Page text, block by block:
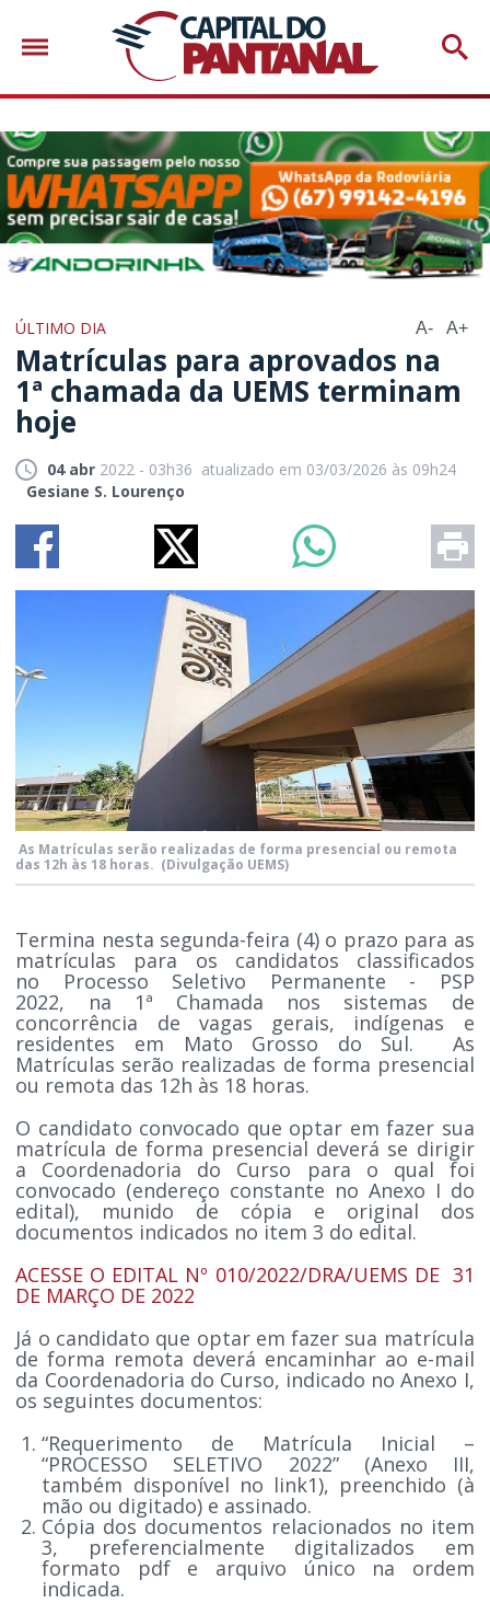
ÚLTIMO DIA A- A+
Matrículas para aprovados na
1ª chamada da UEMS terminam
hoje
04 abr 2022 - 03h36 atualizado em 03/03/2026 às 09h24
Gesiane S. Lourenço
As Matrículas serão realizadas de forma presencial ou remota
das 12h às 18 horas. (Divulgação UEMS)
Termina nesta segunda-feira (4) o prazo para as
matrículas para os candidatos classificados
no Processo Seletivo Permanente - PSP
2022, na 1ª Chamada nos sistemas de
concorrência de vagas gerais, indígenas e
residentes em Mato Grosso do Sul. As
Matrículas serão realizadas de forma presencial
ou remota das 12h às 18 horas.
O candidato convocado que optar em fazer sua
matrícula de forma presencial deverá se dirigir
a Coordenadoria do Curso para o qual foi
convocado (endereço constante no Anexo I do
edital), munido de cópia e original dos
documentos indicados no item 3 do edital.
ACESSE O EDITAL Nº 010/2022/DRA/UEMS DE 31
DE MARÇO DE 2022
Já o candidato que optar em fazer sua matrícula
de forma remota deverá encaminhar ao e-mail
da Coordenadoria do Curso, indicado no Anexo I,
os seguintes documentos:
“Requerimento de Matrícula Inicial –
“PROCESSO SELETIVO 2022” (Anexo III,
também disponível no link1), preenchido (à
mão ou digitado) e assinado.
Cópia dos documentos relacionados no item
3, preferencialmente digitalizados em
formato pdf e arquivo único na ordem
indicada.